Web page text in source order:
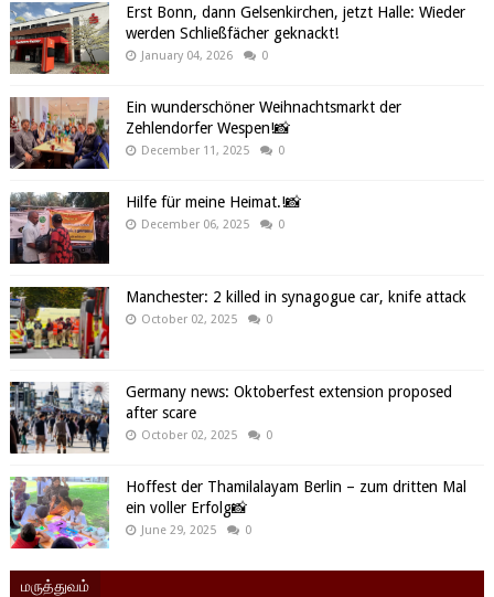
Erst Bonn, dann Gelsenkirchen, jetzt Halle: Wieder
werden Schließfächer geknackt!
January 04, 2026 0
Ein wunderschöner Weihnachtsmarkt der
Zehlendorfer Wespen!📸
December 11, 2025 0
Hilfe für meine Heimat.!📸
December 06, 2025 0
Manchester: 2 killed in synagogue car, knife attack
October 02, 2025 0
Germany news: Oktoberfest extension proposed
after scare
October 02, 2025 0
Hoffest der Thamilalayam Berlin – zum dritten Mal
ein voller Erfolg📸
June 29, 2025 0
மருத்துவம்